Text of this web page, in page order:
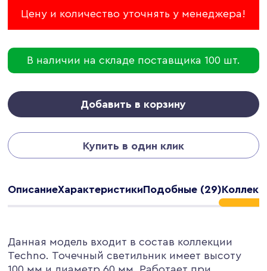
Цену и количество уточнять у менеджера!
В наличии на складе поставщика 100 шт.
Добавить в корзину
Купить в один клик
ОписаниеХарактеристикиПодобные (29)
Данная модель входит в состав коллекции
Techno. Точечный светильник имеет высоту